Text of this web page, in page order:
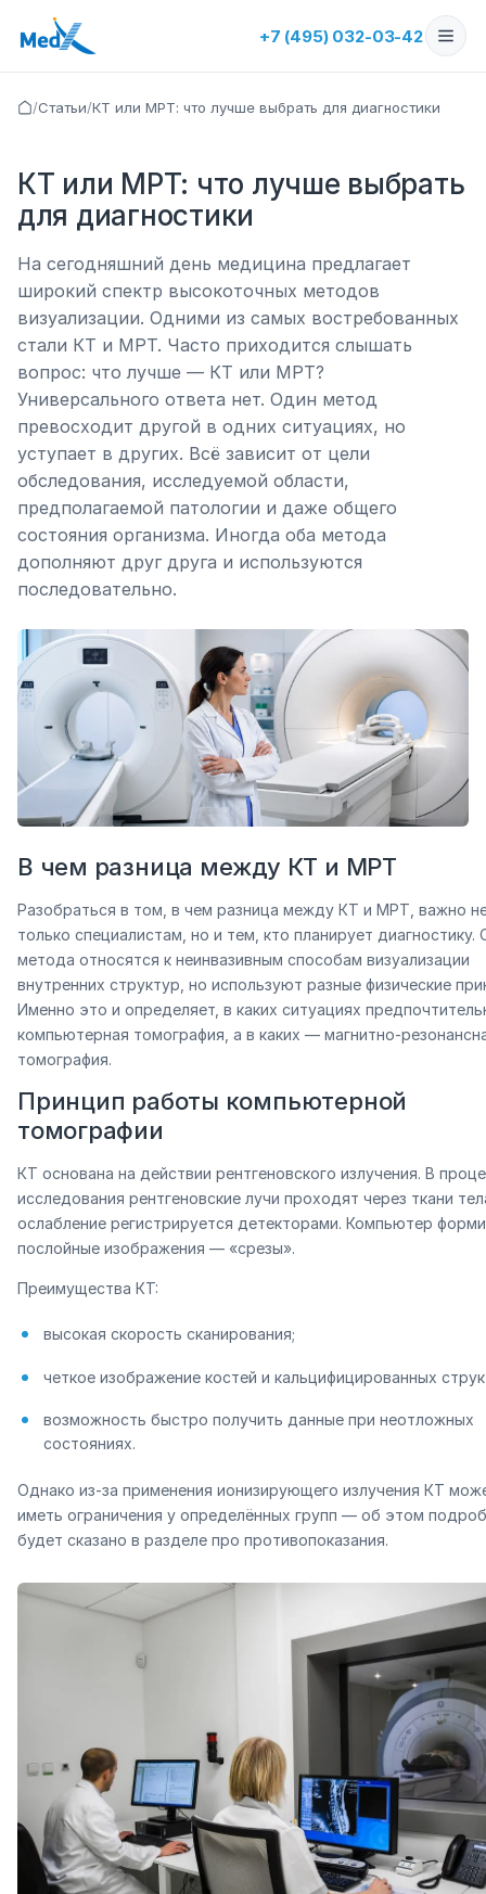
+7 (495) 032-03-42
/Статьи/КТ или МРТ: что лучше выбрать для диагностики
КТ или МРТ: что лучше выбрать
для диагностики
На сегодняшний день медицина предлагает
широкий спектр высокоточных методов
визуализации. Одними из самых востребованных
стали КТ и МРТ. Часто приходится слышать
вопрос: что лучше — КТ или МРТ?
Универсального ответа нет. Один метод
превосходит другой в одних ситуациях, но
уступает в других. Всё зависит от цели
обследования, исследуемой области,
предполагаемой патологии и даже общего
состояния организма. Иногда оба метода
дополняют друг друга и используются
последовательно.
В чем разница между КТ и МРТ
Разобраться в том, в чем разница между КТ и МРТ, важно
только специалистам, но и тем, кто планирует диагностику.
метода относятся к неинвазивным способам визуализации
внутренних структур, но используют разные физические
Именно это и определяет, в каких ситуациях
компьютерная томография, а в каких — магнитно-
томография.
Принцип работы компьютерной
томографии
КТ основана на действии рентгеновского излучения. В
исследования рентгеновские лучи проходят через ткани
ослабление регистрируется детекторами. Компьютер
послойные изображения — «срезы».
Преимущества КТ:
высокая скорость сканирования;
четкое изображение костей и кальцифицированных
возможность быстро получить данные при неотложных
состояниях.
Однако из-за применения ионизирующего излучения КТ
иметь ограничения у определённых групп — об этом
будет сказано в разделе про противопоказания.